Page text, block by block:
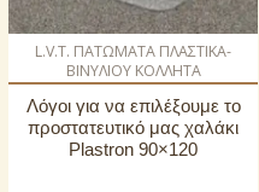
L.V.T. ΠΑΤΩΜΑΤΑ ΠΛΑΣΤΙΚΑ-
ΒΙΝΥΛΙΟΥ ΚΟΛΛΗΤΑ
Λόγοι για να επιλέξουμε το
προστατευτικό μας χαλάκι
Plastron 90×120